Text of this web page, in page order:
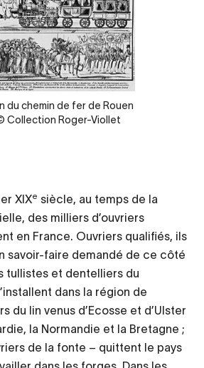
du chemin de fer de Rouen
Collection Roger-Viollet
XIXe siècle, au temps de la
des milliers d’ouvriers
en France. Ouvriers qualifiés, ils
savoir-faire demandé de ce côté
tullistes et dentelliers du
dans la région de
du lin venus d’Ecosse et d’Ulster
la Normandie et la Bretagne ;
de la fonte – quittent le pays